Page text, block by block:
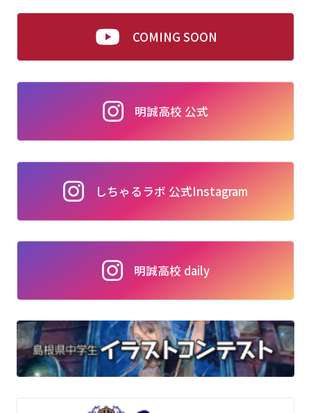
COMING SOON
明誠高校 公式
しちゃるラボ 公式Instagram
明誠高校 daily